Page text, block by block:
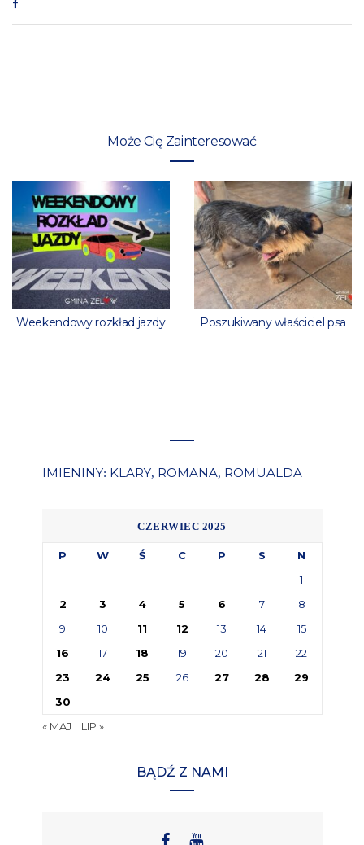
Może Cię Zainteresować
Weekendowy rozkład jazdy Poszukiwany właściciel psa
IMIENINY: KLARY, ROMANA, ROMUALDA
CZERWIEC 2025
P W Ś C P S
N
1
2
3 4 5 6 7
8
9
10 11 12 13 14
15
16
17 18 19 20 21
22
23
24 25 26 27 28
29
30
« MAJ
LIP »
BĄDŹ Z NAMI